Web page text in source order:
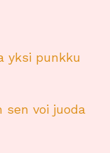
yksi punkku
sen voi juoda